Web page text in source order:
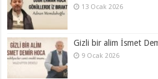
13 Ocak 2026
Gizli bir alim İsmet
9 Ocak 2026